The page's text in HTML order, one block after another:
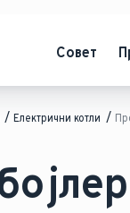
Совет
Електрични котли